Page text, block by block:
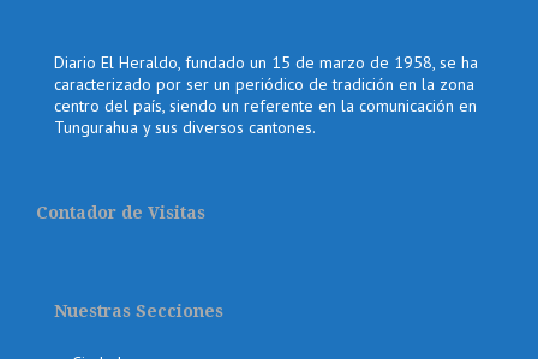
Diario El Heraldo, fundado un 15 de marzo de 1958, se ha
caracterizado por ser un periódico de tradición en la zona
centro del país, siendo un referente en la comunicación en
Tungurahua y sus diversos cantones.
Contador de Visitas
Nuestras Secciones